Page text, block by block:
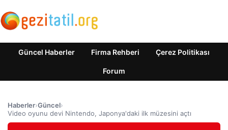
Güncel Haberler Firma Rehberi Çerez Politikası
Forum
Haberler›Güncel›
Video oyunu devi Nintendo, Japonya'daki ilk müzesini açtı